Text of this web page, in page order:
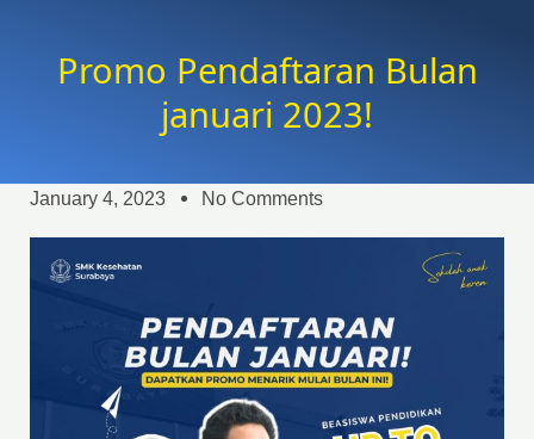
Promo Pendaftaran Bulan
januari 2023!
January 4, 2023 No Comments